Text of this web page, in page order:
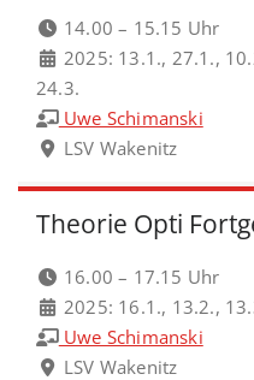
14.00 – 15.15 Uhr
2025: 13.1., 27.1.,
24.3.
Uwe Schimanski
LSV Wakenitz
Theorie Opti
16.00 – 17.15 Uhr
2025: 16.1., 13.2.,
Uwe Schimanski
LSV Wakenitz